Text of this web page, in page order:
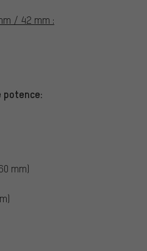
/ 42 mm :
potence:
mm)